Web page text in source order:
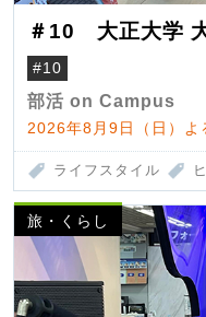
＃10 大正大学
#10
部活 on Campus
2026年8月9日（日）
ライフスタイル
旅・くらし